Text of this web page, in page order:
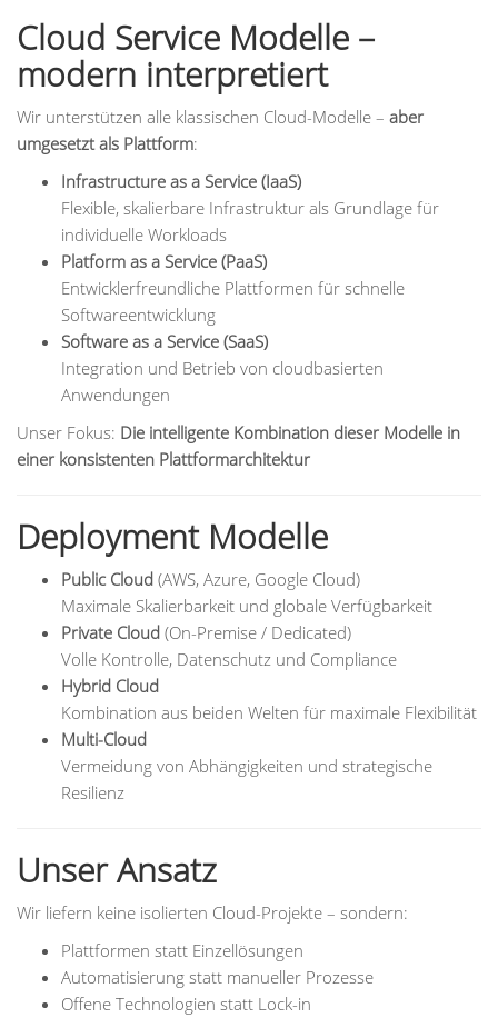
Cloud Service Modelle –
modern interpretiert
Wir unterstützen alle klassischen Cloud-Modelle – aber
umgesetzt als Plattform:
Infrastructure as a Service (IaaS)
Flexible, skalierbare Infrastruktur als Grundlage für
individuelle Workloads
Platform as a Service (PaaS)
Entwicklerfreundliche Plattformen für schnelle
Softwareentwicklung
Software as a Service (SaaS)
Integration und Betrieb von cloudbasierten
Anwendungen
Unser Fokus: Die intelligente Kombination dieser Modelle in
einer konsistenten Plattformarchitektur
Deployment Modelle
Public Cloud (AWS, Azure, Google Cloud)
Maximale Skalierbarkeit und globale Verfügbarkeit
Private Cloud (On-Premise / Dedicated)
Volle Kontrolle, Datenschutz und Compliance
Hybrid Cloud
Kombination aus beiden Welten für maximale Flexibilität
Multi-Cloud
Vermeidung von Abhängigkeiten und strategische
Resilienz
Unser Ansatz
Wir liefern keine isolierten Cloud-Projekte – sondern:
Plattformen statt Einzellösungen
Automatisierung statt manueller Prozesse
Offene Technologien statt Lock-in